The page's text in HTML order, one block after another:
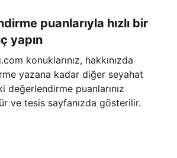
puanlarıyla hızlı bir
yapın
konuklarınız, hakkınızda
yazana kadar diğer seyahat
değerlendirme puanlarınız
ve tesis sayfanızda gösterilir.